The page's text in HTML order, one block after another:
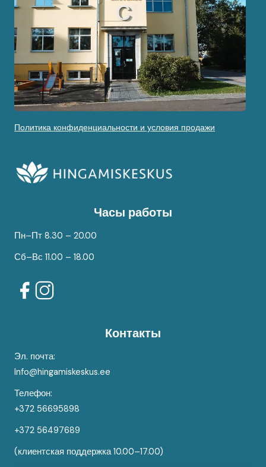
Политика конфиденциальности и условия продажи
Часы работы
Пн–Пт 8.30 – 20.00
Сб–Вс 11.00 – 18.00
Контакты
Эл. почта:
Info@hingamiskeskus.ee
Телефон:
+372 56695898
+372 56497689
(клиентская поддержка 10.00–17.00)